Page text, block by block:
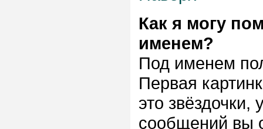
Как я могу
именем?
Под именем
Первая
это
сообщений вы